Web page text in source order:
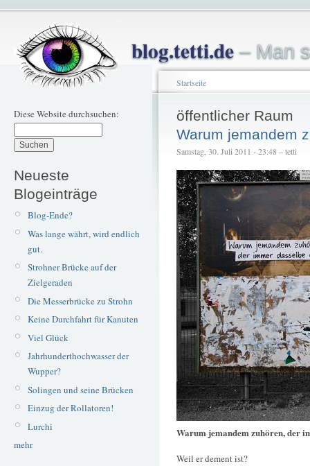
blog.tetti.de– Man
Diese Website durchsuchen:
Neueste
Blogeinträge
Blog-Ende?
Was lange währt, wird endlich
gut.
Strohner Brücke auf der
Zielgeraden
Die Messerbrücke zu Strohn
Keine Durchfahrt für Kanuten
Viel Glück
Jahrhunderthochwasser der
Wupper?
Solingen und seine Brücken
Einzug der Rollatoren!
Lurchi
mehr
Startseite
öffentlicher Raum
Warum jemandem
Samstag, 30. Juli 2011 - 23:48 – tetti
Warum jemandem zuhören, der
Weil er dement ist?